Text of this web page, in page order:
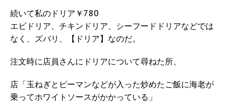
続いて私のドリア￥780
エビドリア、チキンドリア、シーフードドリアなどでは
なく、ズバリ、【ドリア】なのだ。
注文時に店員さんにドリアについて尋ねた所、
店「玉ねぎとピーマンなどが入った炒めたご飯に海老が
乗ってホワイトソースがかかっている」